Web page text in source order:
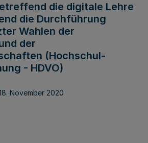
die digitale Lehre
die Durchführung
Wahlen der
der
(Hochschul-
- HDVO)
November 2020